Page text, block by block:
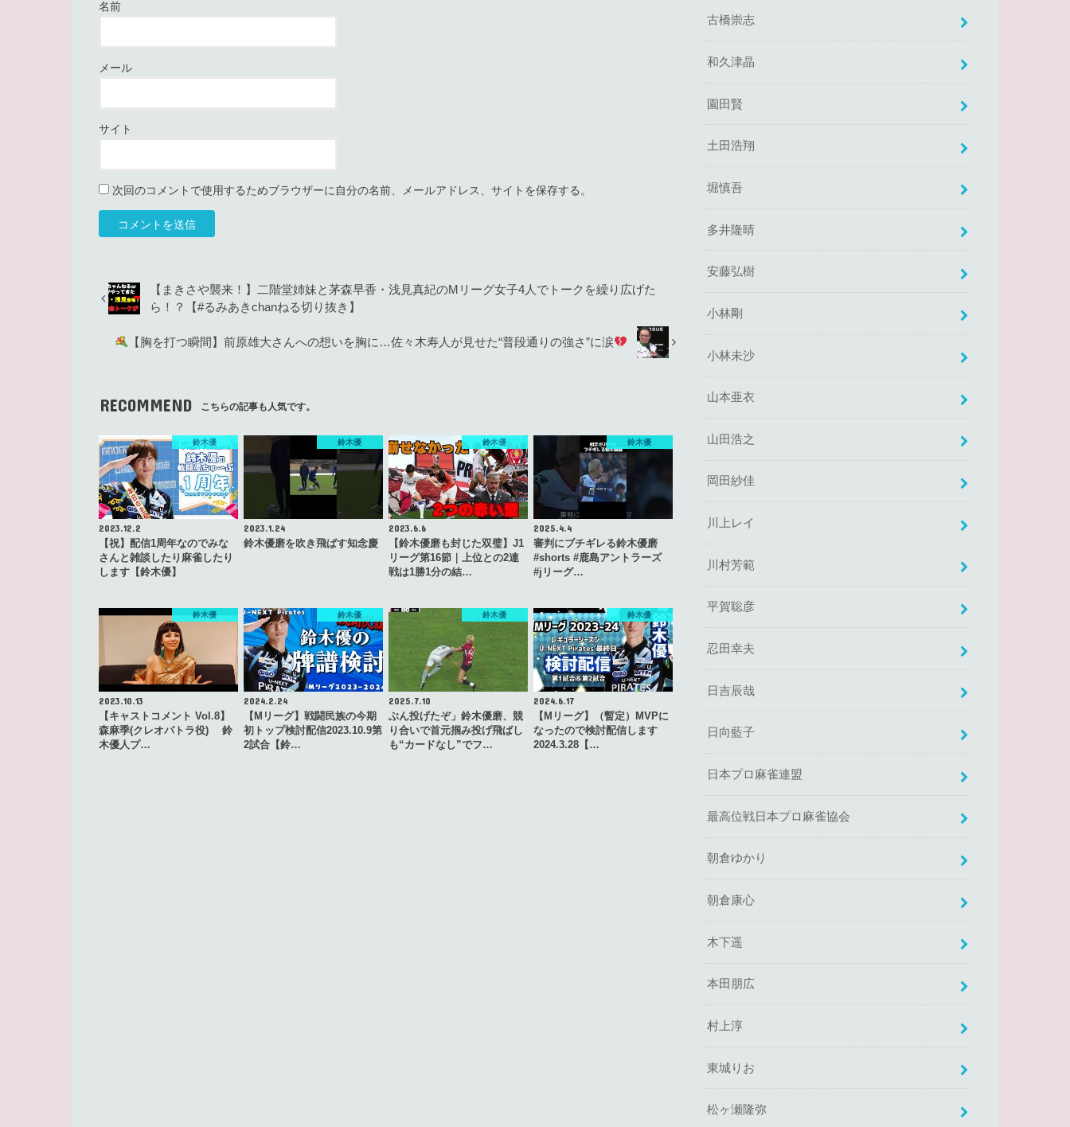
名前
メール
サイト
次回のコメントで使用するためブラウザーに自分の名前、メールアドレス、サイトを保存する。
【まきさや襲来！】二階堂姉妹と茅森早香・浅見真紀のMリーグ女子4人でトークを繰り広げた
ら！？【#るみあきchanねる切り抜き】
【胸を打つ瞬間】前原雄大さんへの想いを胸に…佐々木寿人が見せた“普段通りの強さ”に涙
RECOMMEND こちらの記事も人気です。
鈴木優
2023.12.2
【祝】配信1周年なのでみな
さんと雑談したり麻雀したり
します【鈴木優】
鈴木優
2023.1.24
鈴木優磨を吹き飛ばす知念慶
鈴木優
2023.6.6
【鈴木優磨も封じた双璧】J1
リーグ第16節｜上位との2連
戦は1勝1分の結…
鈴木優
2025.4.4
審判にブチギレる鈴木優磨
#shorts #鹿島アントラーズ
#jリーグ…
鈴木優
2023.10.13
【キャストコメント Vol.8】
森麻季(クレオパトラ役) 鈴
木優人プ…
鈴木優
2024.2.24
【Mリーグ】戦闘民族の今期
初トップ検討配信2023.10.9第
2試合【鈴…
鈴木優
2025.7.10
ぶん投げたぞ」鈴木優磨、競
り合いで首元掴み投げ飛ばし
も“カードなし”でフ…
鈴木優
2024.6.17
【Mリーグ】（暫定）MVPに
なったので検討配信します
2024.3.28【…
古橋崇志
和久津晶
園田賢
土田浩翔
堀慎吾
多井隆晴
安藤弘樹
小林剛
小林未沙
山本亜衣
山田浩之
岡田紗佳
川上レイ
川村芳範
平賀聡彦
忍田幸夫
日吉辰哉
日向藍子
日本プロ麻雀連盟
最高位戦日本プロ麻雀協会
朝倉ゆかり
朝倉康心
木下遥
本田朋広
村上淳
東城りお
松ヶ瀬隆弥